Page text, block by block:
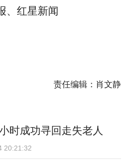
、红星新闻
责任编辑：肖文静
时成功寻回走失老人
20:21:32